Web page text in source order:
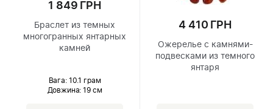
1 849 ГРН
Браслет из темных
многогранных янтарных
камней
Вага: 10.1 грам
Довжина: 19 см
4 410 ГРН
Ожерелье с камнями-
подвесками из темного
янтаря